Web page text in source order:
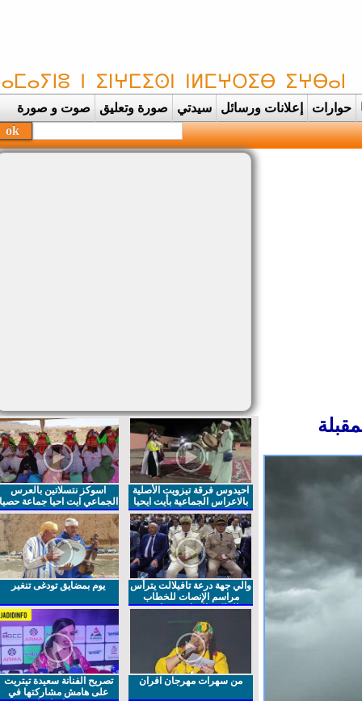
حوارات إعلانات ورسائل سيدتي صورة وتعليق صوت و صورة
احيدوس فرقة تيزويت الأصلية
بالاعراس الجماعية بأيت ايحيا
اسوكز نتسلاتين بالعرس
الجماعي ايت احيا جماعة حصيا
والي جهة درعة تافيلالت يترأس
مراسم الإنصات للخطاب
الملكي السامي بمناسبة
يوم بمضايق تودغى تنغير
من سهرات مهرجان افران
تصريح الفنانة سعيدة تيتريت
على هامش مشاركتها في